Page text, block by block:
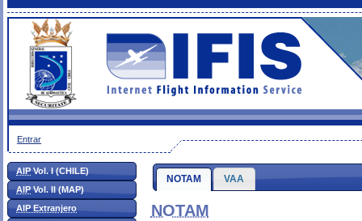
Entrar
NOTAM VAA
NOTAM
AIPVol. I (CHILE)
AIPVol. II (MAP)
AIP Extranjero